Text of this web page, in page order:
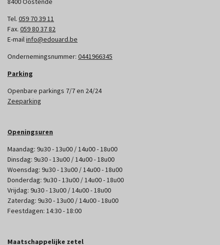
Tel. 059 70 39 11
Fax. 059 80 37 82
E-mailinfo@edouard.be
Ondernemingsnummer: 0441966345
Parking
Openbare parkings 7/7 en 24/24
Zeeparking
Openingsuren
Maandag: 9u30 - 13u00 / 14u00 - 18u00
Dinsdag: 9u30 - 13u00 / 14u00 - 18u00
Woensdag: 9u30 - 13u00 / 14u00 - 18u00
Donderdag: 9u30 - 13u00 / 14u00 - 18u00
Vrijdag: 9u30 - 13u00 / 14u00 - 18u00
Zaterdag: 9u30 - 13u00 / 14u00 - 18u00
Feestdagen: 14:30 - 18:00
Maatschappelijke zetel